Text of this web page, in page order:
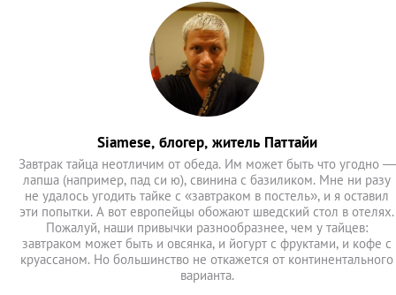
Siamese, блогер, житель Паттайи
Завтрак тайца неотличим от обеда. Им может быть что угодно —
лапша (например, пад си ю), свинина с базиликом. Мне ни разу
не удалось угодить тайке с «завтраком в постель», и я оставил
эти попытки. А вот европейцы обожают шведский стол в отелях.
Пожалуй, наши привычки разнообразнее, чем у тайцев:
завтраком может быть и овсянка, и йогурт с фруктами, и кофе с
круассаном. Но большинство не откажется от континентального
варианта.